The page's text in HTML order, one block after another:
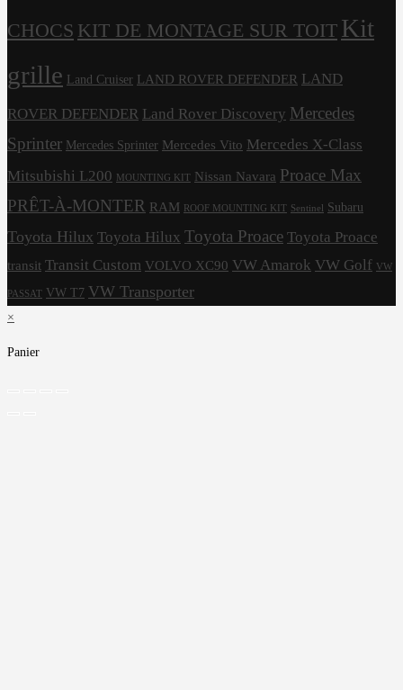
CHOCS KIT DE MONTAGE SUR TOIT Kit
grille Land Cruiser LAND ROVER DEFENDER LAND
ROVER DEFENDER Land Rover Discovery Mercedes
Sprinter Mercedes Sprinter Mercedes Vito Mercedes X-Class
Mitsubishi L200
MOUNTING KIT Nissan Navara Proace Max
PRÊT-À-MONTER RAM ROOF MOUNTING KIT Sentinel Subaru
Toyota Hilux Toyota Hilux Toyota Proace Toyota Proace
transit Transit Custom VOLVO XC90 VW Amarok VW Golf VW
PASSAT VW T7 VW Transporter
×
Panier